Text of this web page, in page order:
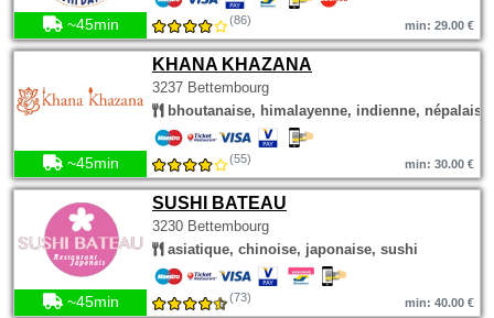
~45min (86) min: 29.00 €
KHANA KHAZANA
3237 Bettembourg
bhoutanaise, himalayenne, indienne, népalaise
~45min (55) min: 30.00 €
SUSHI BATEAU
3230 Bettembourg
asiatique, chinoise, japonaise, sushi
~45min (73) min: 40.00 €